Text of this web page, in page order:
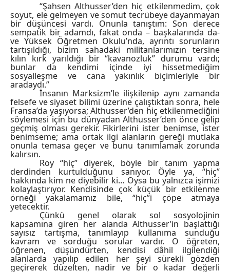
“Şahsen Althusser’den hiç etkilenmedim, çok
soyut, ele gelmeyen ve somut tecrübeye dayanmayan
bir düşüncesi vardı. Onunla tanıştım: Son derece
sempatik bir adamdı, fakat onda – başkalarında da-
ve Yüksek Öğretmen Okulu’nda, ayrıntı sorunların
tartışıldığı, bizim sahadaki militanlarımızın tersine
kılın kırk yarıldığı bir “kavanozluk” durumu vardı;
bunlar da kendimi içinde iyi hissetmediğim
sosyalleşme ve cana yakınlık biçimleriyle bir
aradaydı.”
İnsanın Marksizm’le ilişkilenip aynı zamanda
felsefe ve siyaset bilimi üzerine çalıştıktan sonra, hele
Fransa’da yaşıyorsa; Althusser’den hiç etkilenmediğini
söylemesi için bu dünyadan Althusser’den önce gelip
geçmiş olması gerekir. Fikirlerini ister benimse, ister
benimseme; ama ortak ilgi alanların gereği mutlaka
onunla temasa geçer ve bunu tanımlamak zorunda
kalırsın.
Roy “hiç” diyerek, böyle bir tanım yapma
derdinden kurtulduğunu sanıyor. Öyle ya, “hiç”
hakkında kim ne diyebilir ki… Oysa bu yalnızca işimizi
kolaylaştırıyor. Kendisinde çok küçük bir etkilenme
örneği yakalamamız bile, “hiç”i çöpe atmaya
yetecektir.
Çünkü genel olarak sol sosyolojinin
kapsamına giren her alanda Althusser’in başlattığı
sayısız tartışma, tanımlayıp kullanıma sunduğu
kavram ve sorduğu sorular vardır. O öğreten,
öğrenen, düşündürten, kendisi dâhil ilgilendiği
alanlarda yapılıp edilen her şeyi sürekli gözden
geçirerek düzelten, nadir ve bir o kadar değerli